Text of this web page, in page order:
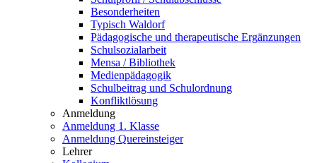
Besonderheiten
Typisch Waldorf
Pädagogische und therapeutische Ergänzungen
Schulsozialarbeit
Mensa / Bibliothek
Medienpädagogik
Schulbeitrag und Schulordnung
Konfliktlösung
Anmeldung
Anmeldung 1. Klasse
Anmeldung Quereinsteiger
Lehrer